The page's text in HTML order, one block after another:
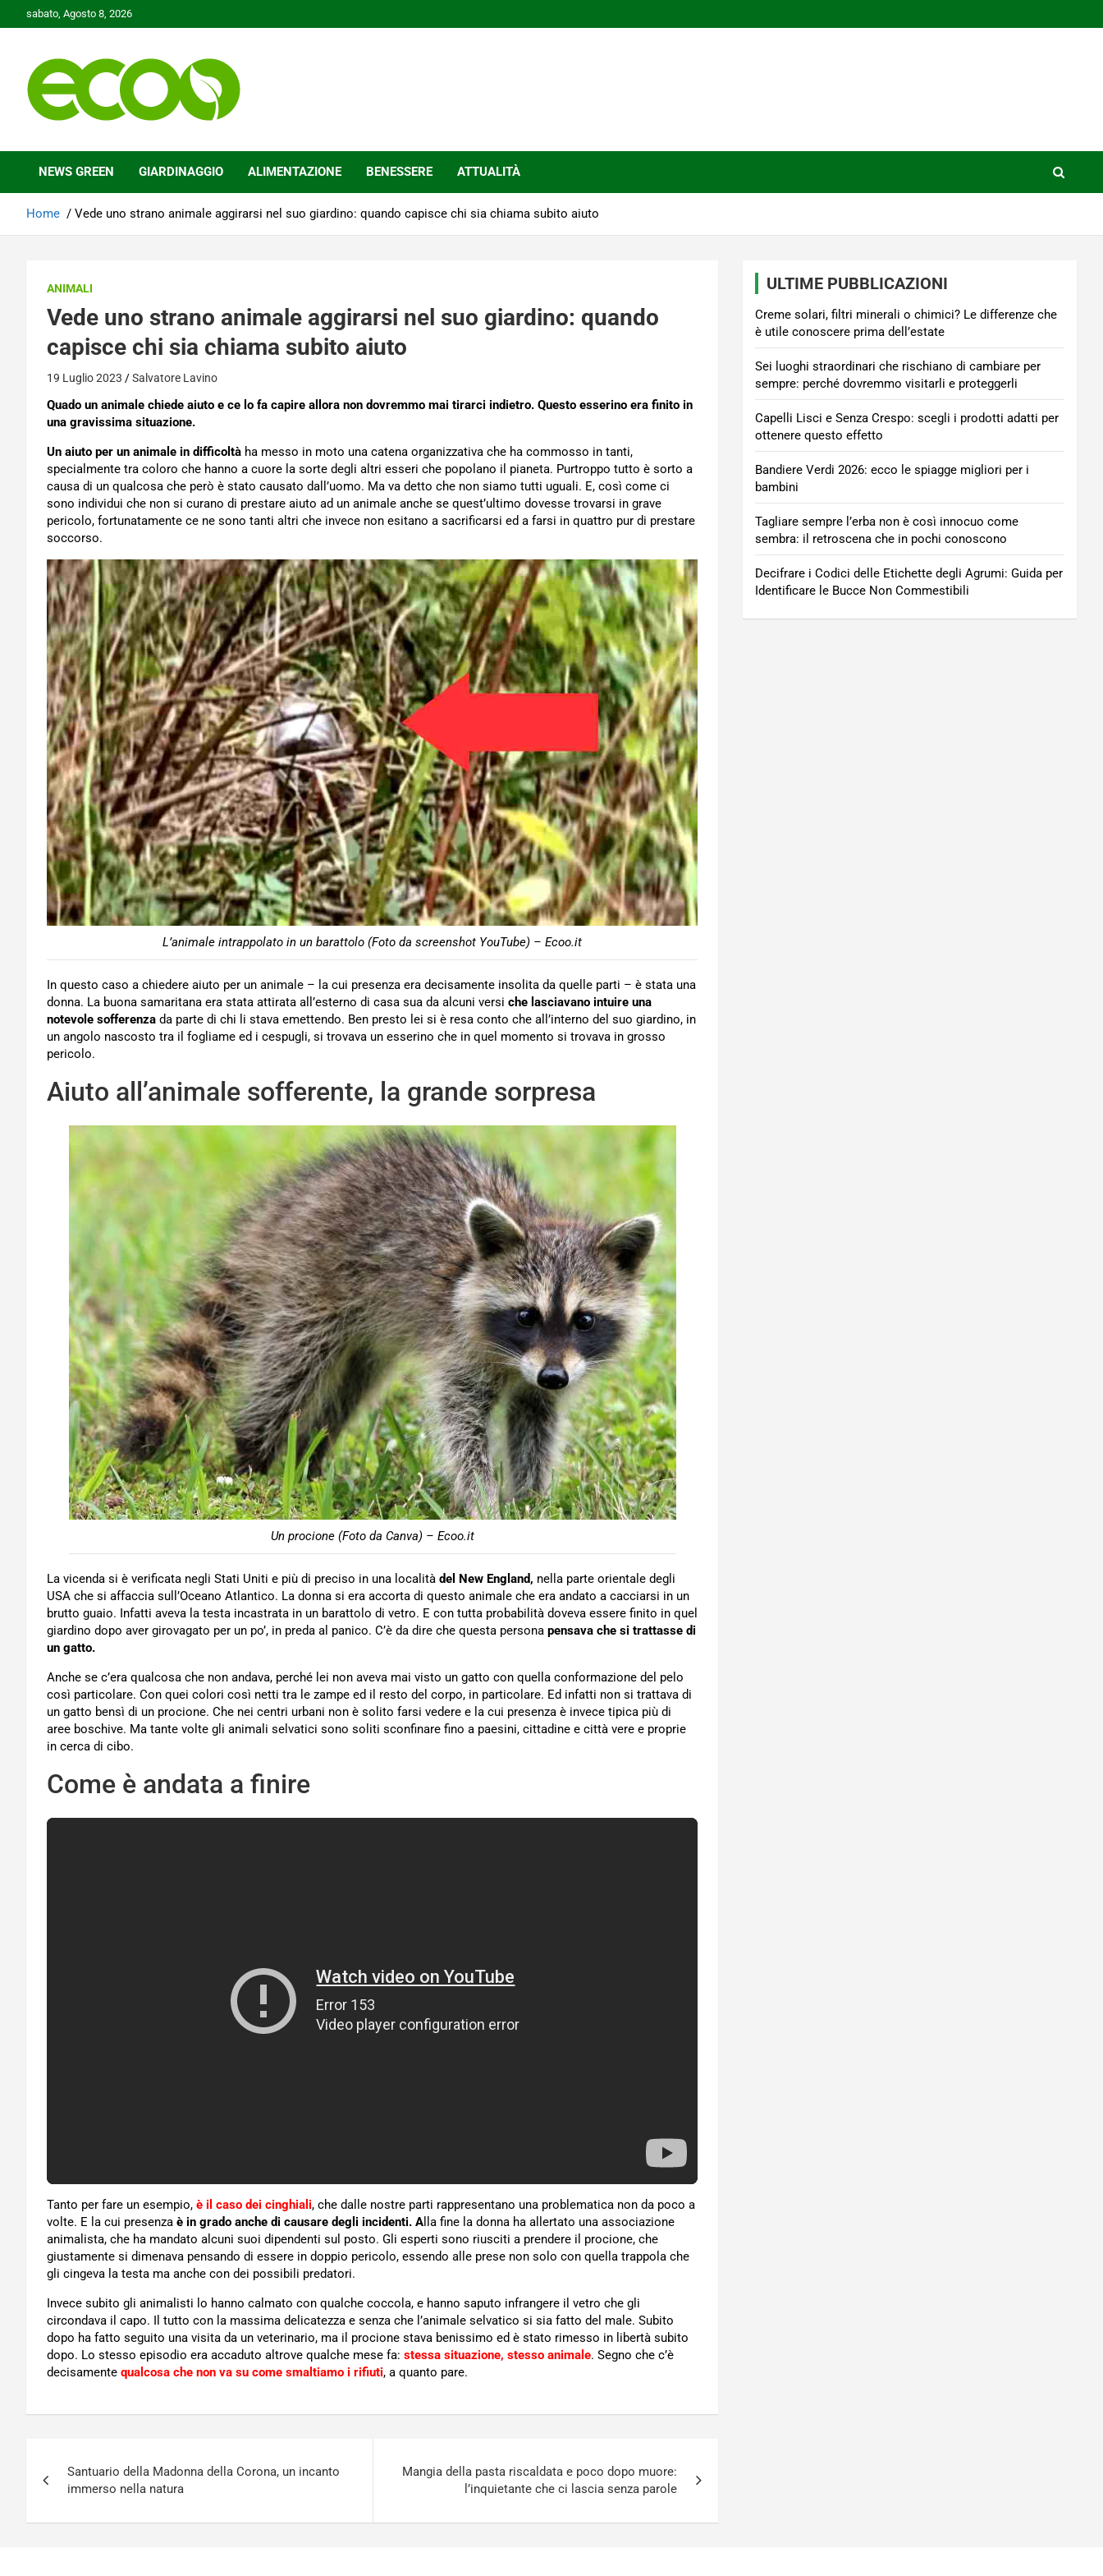
to
sabato, Agosto 8, 2026
Ecoo.it
NEWS GREEN GIARDINAGGIO ALIMENTAZIONE BENESSERE ATTUALITÀ
Home Vede uno strano animale aggirarsi nel suo giardino: quando capisce chi sia chiama subito aiuto
ANIMALI
Vede uno strano animale aggirarsi nel suo giardino: quando
capisce chi sia chiama subito aiuto
19 Luglio 2023 Salvatore Lavino
Quado un animale chiede aiuto e ce lo fa capire allora non dovremmo mai tirarci indietro. Questo esserino era finito in
una gravissima situazione.
Un aiuto per un animale in difficoltà ha messo in moto una catena organizzativa che ha commosso in tanti,
specialmente tra coloro che hanno a cuore la sorte degli altri esseri che popolano il pianeta. Purtroppo tutto è sorto a
causa di un qualcosa che però è stato causato dall’uomo. Ma va detto che non siamo tutti uguali. E, così come ci
sono individui che non si curano di prestare aiuto ad un animale anche se quest’ultimo dovesse trovarsi in grave
pericolo, fortunatamente ce ne sono tanti altri che invece non esitano a sacrificarsi ed a farsi in quattro pur di prestare
soccorso.
L’animale intrappolato in un barattolo (Foto da screenshot YouTube) – Ecoo.it
In questo caso a chiedere aiuto per un animale – la cui presenza era decisamente insolita da quelle parti – è stata una
donna. La buona samaritana era stata attirata all’esterno di casa sua da alcuni versi che lasciavano intuire una
notevole sofferenza da parte di chi li stava emettendo. Ben presto lei si è resa conto che all’interno del suo giardino, in
un angolo nascosto tra il fogliame ed i cespugli, si trovava un esserino che in quel momento si trovava in grosso
pericolo.
Aiuto all’animale sofferente, la grande sorpresa
Un procione (Foto da Canva) – Ecoo.it
La vicenda si è verificata negli Stati Uniti e più di preciso in una località del New England, nella parte orientale degli
USA che si affaccia sull’Oceano Atlantico. La donna si era accorta di questo animale che era andato a cacciarsi in un
brutto guaio. Infatti aveva la testa incastrata in un barattolo di vetro. E con tutta probabilità doveva essere finito in quel
giardino dopo aver girovagato per un po’, in preda al panico. C’è da dire che questa persona pensava che si trattasse di
un gatto.
Anche se c’era qualcosa che non andava, perché lei non aveva mai visto un gatto con quella conformazione del pelo
così particolare. Con quei colori così netti tra le zampe ed il resto del corpo, in particolare. Ed infatti non si trattava di
un gatto bensì di un procione. Che nei centri urbani non è solito farsi vedere e la cui presenza è invece tipica più di
aree boschive. Ma tante volte gli animali selvatici sono soliti sconfinare fino a paesini, cittadine e città vere e proprie
in cerca di cibo.
Come è andata a finire
Tanto per fare un esempio, è il caso dei cinghiali, che dalle nostre parti rappresentano una problematica non da poco a
volte. E la cui presenza è in grado anche di causare degli incidenti. A lla fine la donna ha allertato una associazione
animalista, che ha mandato alcuni suoi dipendenti sul posto. Gli esperti sono riusciti a prendere il procione, che
giustamente si dimenava pensando di essere in doppio pericolo, essendo alle prese non solo con quella trappola che
gli cingeva la testa ma anche con dei possibili predatori.
Invece subito gli animalisti lo hanno calmato con qualche coccola, e hanno saputo infrangere il vetro che gli
circondava il capo. Il tutto con la massima delicatezza e senza che l’animale selvatico si sia fatto del male. Subito
dopo ha fatto seguito una visita da un veterinario, ma il procione stava benissimo ed è stato rimesso in libertà subito
dopo. Lo stesso episodio era accaduto altrove qualche mese fa: stessa situazione, stesso animale. Segno che c’è
decisamente qualcosa che non va su come smaltiamo i rifiuti, a quanto pare.
articoli
Santuario della Madonna della Corona, un incanto
immerso nella natura
Mangia della pasta riscaldata e poco dopo muore:
l’inquietante che ci lascia senza parole
ULTIME PUBBLICAZIONI
Creme solari, filtri minerali o chimici? Le differenze che
è utile conoscere prima dell’estate
Sei luoghi straordinari che rischiano di cambiare per
sempre: perché dovremmo visitarli e proteggerli
Capelli Lisci e Senza Crespo: scegli i prodotti adatti per
ottenere questo effetto
Bandiere Verdi 2026: ecco le spiagge migliori per i
bambini
Tagliare sempre l’erba non è così innocuo come
sembra: il retroscena che in pochi conoscono
Decifrare i Codici delle Etichette degli Agrumi: Guida per
Identificare le Bucce Non Commestibili